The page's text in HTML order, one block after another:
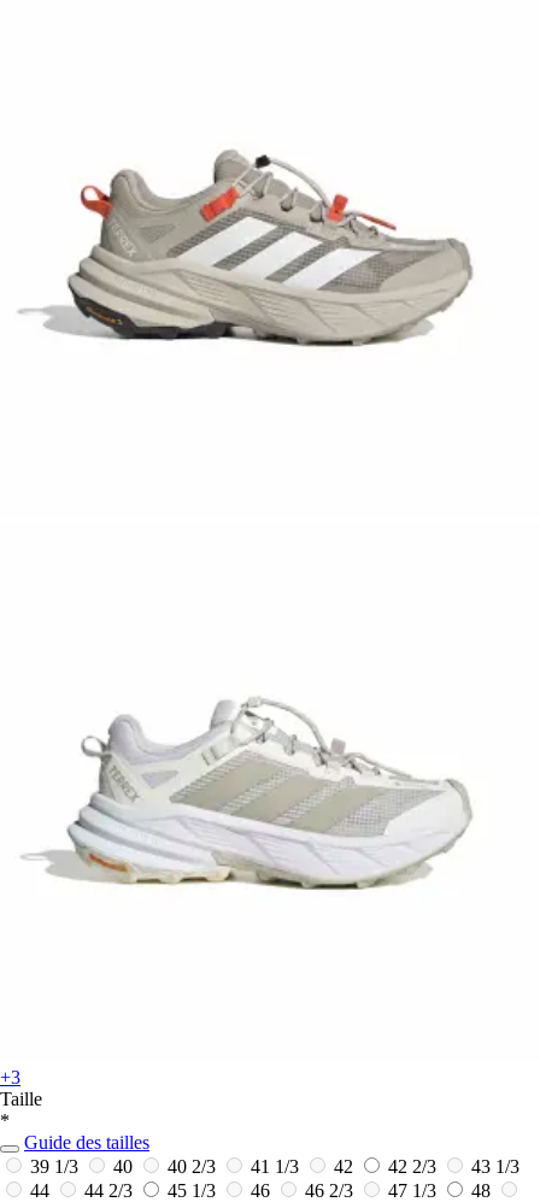
+3
Taille
*
Guide des tailles
39 1/3
40 40 2/3 41 1/3 42 42 2/3
43 1/3
44
44 2/3 45 1/3 46 46 2/3 47 1/3
48